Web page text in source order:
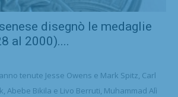
disegnò le medaglie
al 2000)....
tenute Jesse Owens e Mark Spitz, Carl
Abebe Bikila e Livo Berruti, Muhammad Alì